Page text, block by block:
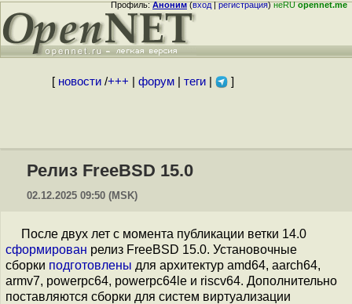
Профиль:Аноним(вход|регистрация)неRUopennet.me
[ новости/+++ форум| теги| ]
Релиз FreeBSD 15.0
02.12.2025 09:50 (MSK)
После двух лет с момента публикации ветки 14.0
сформирован релиз FreeBSD 15.0. Установочные
сборки подготовлены для архитектур amd64, aarch64,
armv7, powerpc64, powerpc64le и riscv64. Дополнительно
поставляются сборки для систем виртуализации